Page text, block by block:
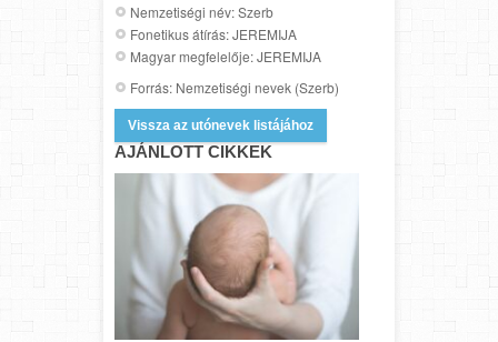
Nemzetiségi név: Szerb
Fonetikus átírás: JEREMIJA
Magyar megfelelője: JEREMIJA
Forrás: Nemzetiségi nevek (Szerb)
Vissza az utónevek listájához
AJÁNLOTT CIKKEK